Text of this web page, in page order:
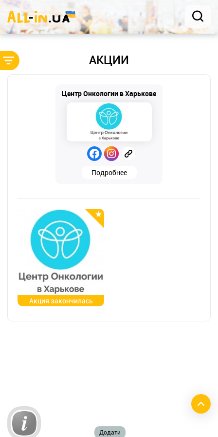
АКЦИИ
Центр Онкологии в Харькове
Подробнее
Акция закончилась